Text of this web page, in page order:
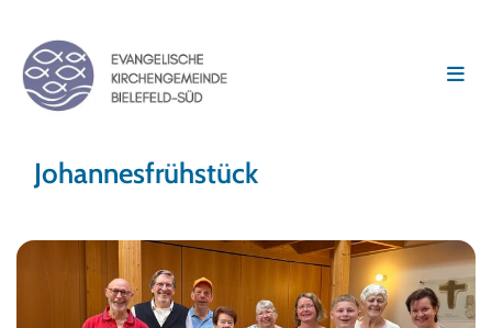
Johannesfrühstück